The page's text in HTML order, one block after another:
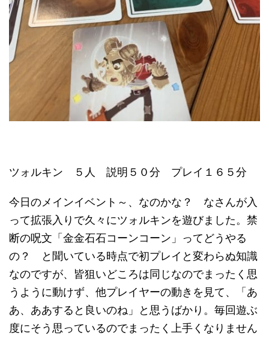
ツォルキン ５人 説明５０分 プレイ１６５分
今日のメインイベント～、なのかな？ なさんが入
って拡張入りで久々にツォルキンを遊びました。禁
断の呪文「金金石石コーンコーン」ってどうやる
の？ と聞いている時点で初プレイと変わらぬ知識
なのですが、皆狙いどころは同じなのでまったく思
うように動けず、他プレイヤーの動きを見て、「あ
あ、ああすると良いのね」と思うばかり。毎回遊ぶ
度にそう思っているのでまったく上手くなりません